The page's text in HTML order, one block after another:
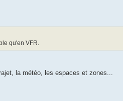
qu'en VFR.
la météo, les espaces et zones...